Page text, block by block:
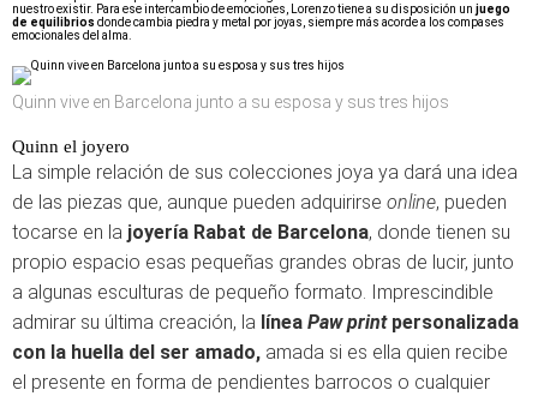
nuestro existir. Para ese intercambio de emociones, Lorenzo tiene a su disposición un juego
de equilibrios donde cambia piedra y metal por joyas, siempre más acorde a los compases
emocionales del alma.
Quinn vive en Barcelona junto a su esposa y sus tres hijos
Quinn el joyero
La simple relación de sus colecciones joya ya dará una idea
de las piezas que, aunque pueden adquirirse online, pueden
tocarse en la joyería Rabat de Barcelona, donde tienen su
propio espacio esas pequeñas grandes obras de lucir, junto
a algunas esculturas de pequeño formato. Imprescindible
admirar su última creación, la línea Paw printpersonalizada
con la huella del ser amado, amada si es ella quien recibe
el presente en forma de pendientes barrocos o cualquier